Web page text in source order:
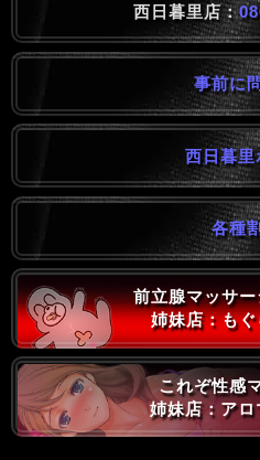
西日暮里店：
事前に
西日暮里
各種
前立腺マッサ
姉妹店：も
これぞ性感
姉妹店：ア